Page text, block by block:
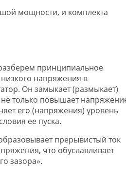
мощности, и комплекта
принципиальное
напряжения в
Он замыкает (размыкает)
не только повышает
его (напряжения) уровень
ее пуска.
прерывистый ток
что обуславливает
зазора».